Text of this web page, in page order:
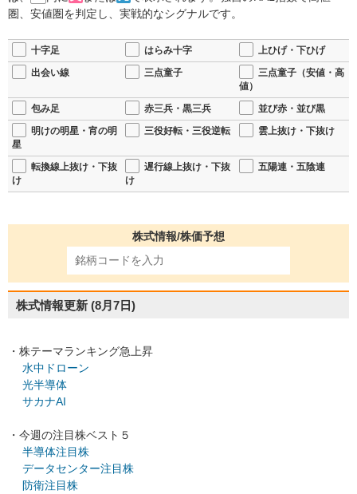
圏、安値圏を判定し、実戦的なシグナルです。
十字足 はらみ十字
上ひげ・下ひげ
出会い線
三点童子
三点童子（安値・高
値）
包み足
赤三兵・黒三兵
並び赤・並び黒
明けの明星・宵の明
星
三役好転・三役逆転 雲上抜け・下抜け
転換線上抜け・下抜
け
遅行線上抜け・下抜
け
五陽連・五陰連
株式情報/株価予想
株式情報更新 (8月7日)
・株テーマランキング急上昇
水中ドローン
光半導体
サカナAI
・今週の注目株ベスト５
半導体注目株
データセンター注目株
防衛注目株